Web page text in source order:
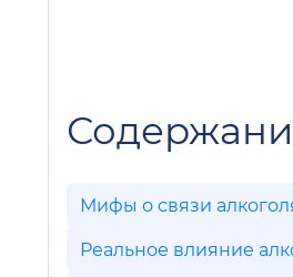
Мифы о связи
Реальное влияние